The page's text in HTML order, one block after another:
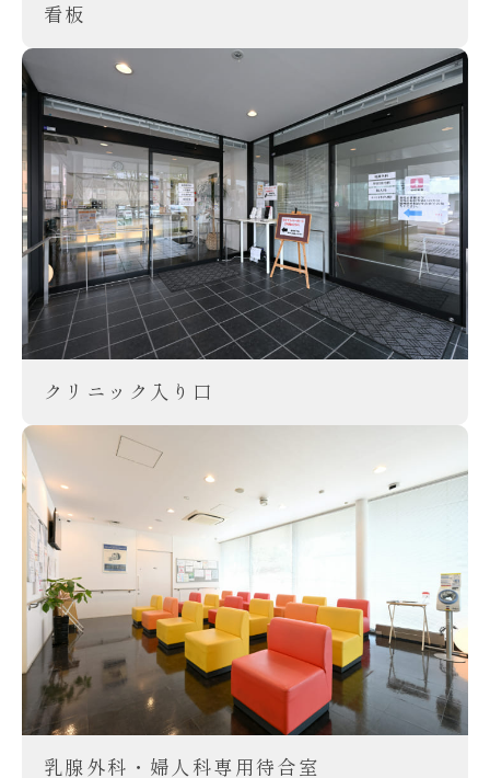
看板
クリニック入り口
乳腺外科・婦人科専用待合室